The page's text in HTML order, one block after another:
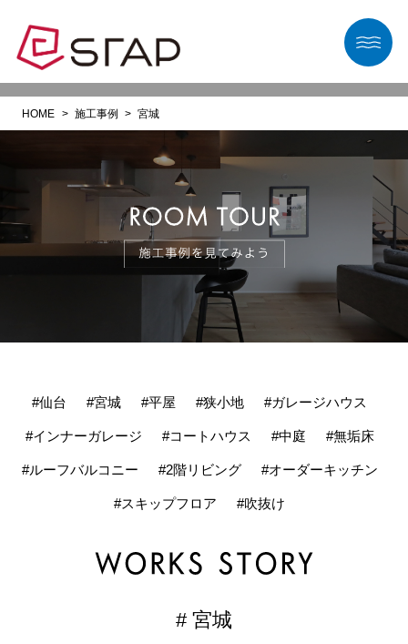
HOME 施工事例 宮城
#仙台 #宮城 #平屋 #狭小地 #ガレージハウス
#インナーガレージ #コートハウス #中庭 #無垢床
#ルーフバルコニー #2階リビング #オーダーキッチン
#スキップフロア #吹抜け
# 宮城